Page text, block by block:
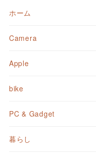
ホーム
Camera
Apple
bike
PC & Gadget
暮らし